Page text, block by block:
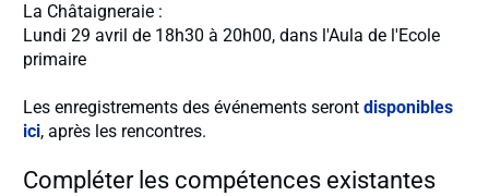
La Châtaigneraie :
Lundi 29 avril de 18h30 à 20h00, dans l'Aula de l'Ecole
primaire
Les enregistrements des événements serontdisponibles
ici, après les rencontres.
Compléter les compétences existantes